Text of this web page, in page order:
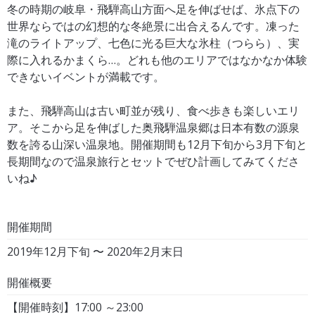
冬の時期の岐阜・飛騨高山方面へ足を伸ばせば、氷点下の
世界ならではの幻想的な冬絶景に出合えるんです。凍った
滝のライトアップ、七色に光る巨大な氷柱（つらら）、実
際に入れるかまくら…。どれも他のエリアではなかなか体験
できないイベントが満載です。
また、飛騨高山は古い町並が残り、食べ歩きも楽しいエリ
ア。そこから足を伸ばした奥飛騨温泉郷は日本有数の源泉
数を誇る山深い温泉地。開催期間も12月下旬から3月下旬と
長期間なので温泉旅行とセットでぜひ計画してみてくださ
いね♪
開催期間
2019年12月下旬 〜 2020年2月末日
開催概要
【開催時刻】17:00 ～23:00